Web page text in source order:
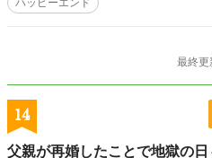
ハッピーエンド
最終更
14
父親が再婚したことで地獄の